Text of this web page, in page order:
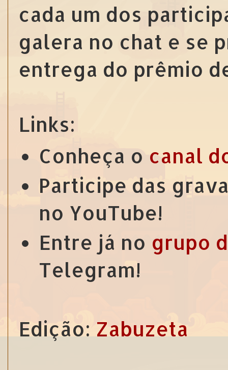
cada um dos
galera no chat e se
entrega do prêmio
Links:
Conheça o canal
Participe das
no YouTube!
Entre já no grupo
Telegram!
Edição: Zabuzeta